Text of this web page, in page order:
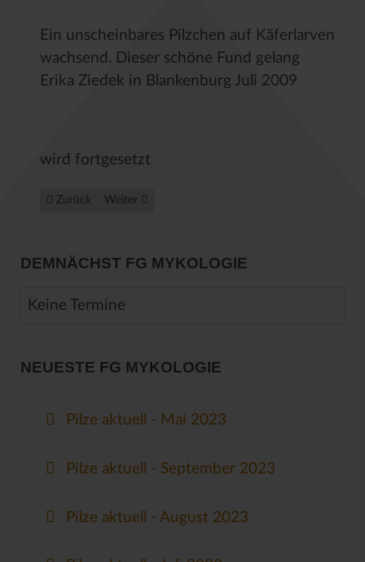
Ein unscheinbares Pilzchen auf Käferlarven
wachsend. Dieser schöne Fund gelang
Erika Ziedek in Blankenburg Juli 2009
wird fortgesetzt
Vorheriger Beitrag: Exkursion am 21. September 2009
Zurück Nächster Beitrag: Die Welt der Becherlinge
Weiter
DEMNÄCHST FG MYKOLOGIE
Keine Termine
NEUESTE FG MYKOLOGIE
Pilze aktuell - Mai 2023
Pilze aktuell - September 2023
Pilze aktuell - August 2023